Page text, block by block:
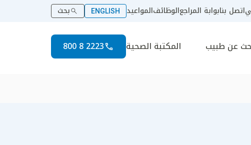
اتصل بنابوابة المراجعالوظائفالمواعيد ENGLISH بحث
عن طبيب المكتبة الصحية 2223 8 800